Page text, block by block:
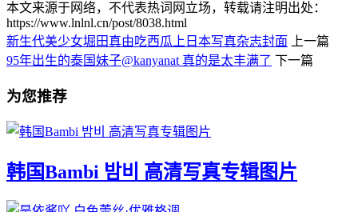
本文来源于网络，不代表热词网立场，转载请注明出处：
https://www.lnlnl.cn/post/8038.html
新生代美少女堀田真由吃西瓜上日本写真杂志封面
上一篇
95年出生的泰国妹子@kanyanat 真的是太丰满了 下一篇
为您推荐
韩国Bambi 밤비 高清写真专辑图片